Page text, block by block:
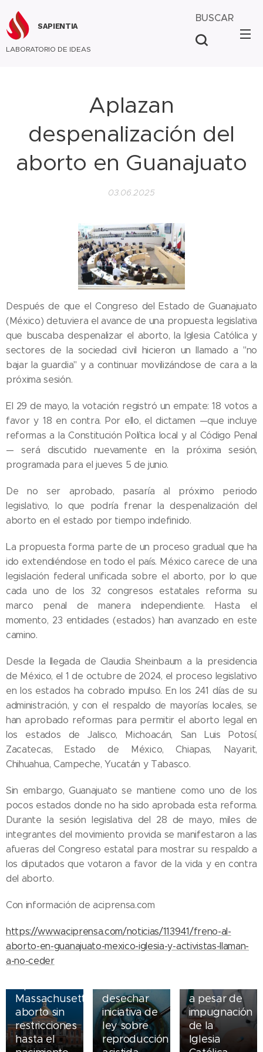
SAPIENTIA
LABORATORIO DE IDEAS
BUSCAR
Aplazan
despenalización del
aborto en Guanajuato
03.06.2025
Después de que el Congreso del Estado de Guanajuato
(México) detuviera el avance de una propuesta legislativa
que buscaba despenalizar el aborto, la Iglesia Católica y
sectores de la sociedad civil hicieron un llamado a "no
bajar la guardia" y a continuar movilizándose de cara a la
próxima sesión.
El 29 de mayo, la votación registró un empate: 18 votos a
favor y 18 en contra. Por ello, el dictamen —que incluye
reformas a la Constitución Política local y al Código Penal
— será discutido nuevamente en la próxima sesión,
programada para el jueves 5 de junio.
De no ser aprobado, pasaría al próximo periodo
legislativo, lo que podría frenar la despenalización del
aborto en el estado por tiempo indefinido.
La propuesta forma parte de un proceso gradual que ha
ido extendiéndose en todo el país. México carece de una
legislación federal unificada sobre el aborto, por lo que
cada uno de los 32 congresos estatales reforma su
marco penal de manera independiente. Hasta el
momento, 23 entidades (estados) han avanzado en este
camino.
Desde la llegada de Claudia Sheinbaum a la presidencia
de México, el 1 de octubre de 2024, el proceso legislativo
en los estados ha cobrado impulso. En los 241 días de su
administración, y con el respaldo de mayorías locales, se
han aprobado reformas para permitir el aborto legal en
los estados de Jalisco, Michoacán, San Luis Potosí,
Zacatecas, Estado de México, Chiapas, Nayarit,
Chihuahua, Campeche, Yucatán y Tabasco.
Sin embargo, Guanajuato se mantiene como uno de los
pocos estados donde no ha sido aprobada esta reforma.
Durante la sesión legislativa del 28 de mayo, miles de
integrantes del movimiento provida se manifestaron a las
afueras del Congreso estatal para mostrar su respaldo a
los diputados que votaron a favor de la vida y en contra
del aborto.
Con información de aciprensa.com
https://www.aciprensa.com/noticias/113941/freno-al-
aborto-en-guanajuato-mexico-iglesia-y-activistas-llaman-
a-no-ceder
Massachusetts
aborto sin
restricciones
hasta el
07.08.2026
desechar
iniciativa de
ley sobre
reproducción
suicidio
asistido
a pesar de
impugnación
de la
Iglesia